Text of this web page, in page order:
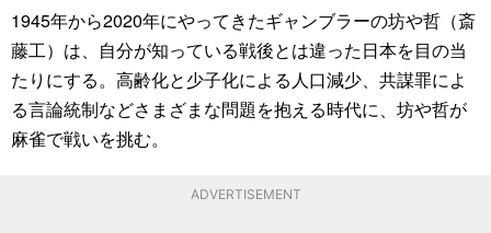
1945年から2020年にやってきたギャンブラーの坊や哲（斎
藤工）は、自分が知っている戦後とは違った日本を目の当
たりにする。高齢化と少子化による人口減少、共謀罪によ
る言論統制などさまざまな問題を抱える時代に、坊や哲が
麻雀で戦いを挑む。
ADVERTISEMENT